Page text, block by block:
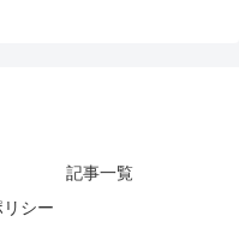
記事一覧
シー